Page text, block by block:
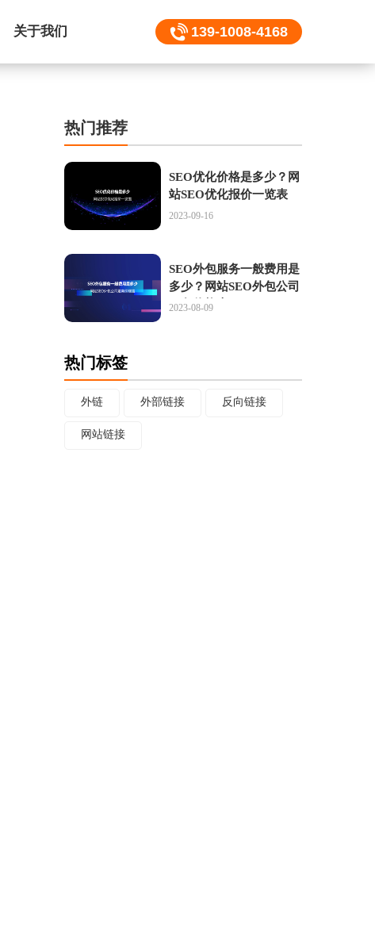
关于我们 139-1008-4168
热门推荐
SEO优化价格是多少？网
站SEO优化报价一览表
2023-09-16
SEO外包服务一般费用是
多少？网站SEO外包公司
服务价格表
2023-08-09
热门标签
外链 外部链接 反向链接
网站链接